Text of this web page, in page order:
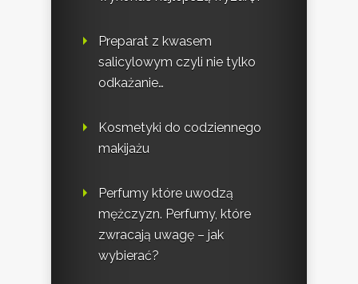
Preparat z kwasem
salicylowym czyli nie tylko
odkażanie…
Kosmetyki do codziennego
makijażu
Perfumy które uwodzą
mężczyzn. Perfumy, które
zwracają uwagę – jak
wybierać?